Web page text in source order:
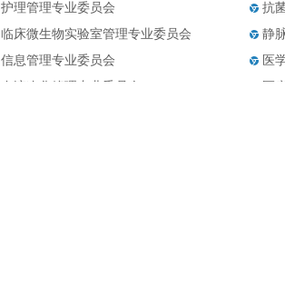
护理管理专业委员会
抗
临床微生物实验室管理专业委员会
静
信息管理专业委员会
医